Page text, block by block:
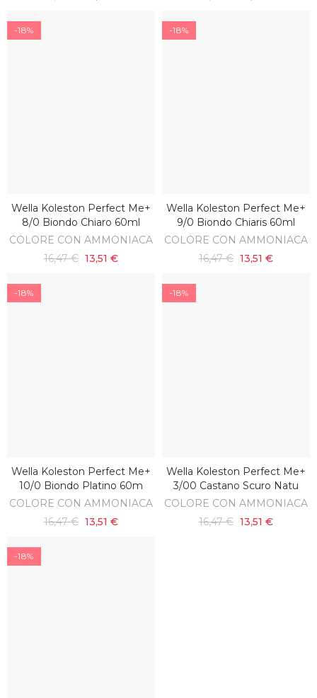
-18%
AGGIUNGI AL CARRELLO
Wella Koleston Perfect Me+
8/0 Biondo Chiaro 60ml
COLORE CON AMMONIACA
16,47 € 13,51 €
-18%
AGGIUNGI AL CARRELLO
Wella Koleston Perfect Me+
9/0 Biondo Chiaris 60ml
COLORE CON AMMONIACA
16,47 € 13,51 €
-18%
AGGIUNGI AL CARRELLO
Wella Koleston Perfect Me+
10/0 Biondo Platino 60m
COLORE CON AMMONIACA
16,47 € 13,51 €
-18%
AGGIUNGI AL CARRELLO
Wella Koleston Perfect Me+
3/00 Castano Scuro Natu
COLORE CON AMMONIACA
16,47 € 13,51 €
-18%